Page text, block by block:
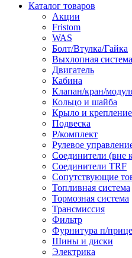
Каталог товаров
Акции
Fristom
WAS
Болт/Втулка/Гайка
Выхлопная система
Двигатель
Кабина
Клапан/кран/
Кольцо и шайба
Крыло и крепление
Подвеска
Р/комплект
Рулевое
Соединители (вне
Соединители TRF
Сопутствующие
Топливная система
Тормозная система
Трансмиссия
Фильтр
Фурнитура п/
Шины и диски
Электрика